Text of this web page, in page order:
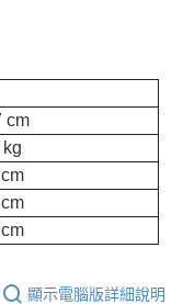
cm
顯示電腦版詳細說明